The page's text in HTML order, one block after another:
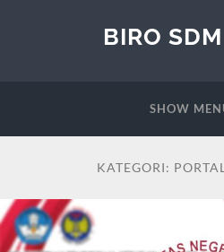
BIRO
SHOW
KATEGORI: